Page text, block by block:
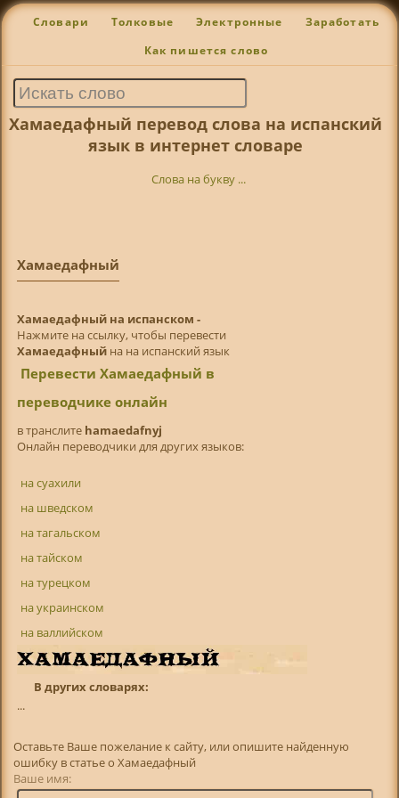
Словари Толковые Электронные Заработать
Как пишется слово
Хамаедафный перевод слова на испанский
язык в интернет словаре
Слова на букву ...
Хамаедафный
Хамаедафный на испанском -
Нажмите на ссылку, чтобы перевести
Хамаедафныйна на испанский язык
Перевести Хамаедафный в
переводчике онлайн
в транслитe hamaedafnyj
Онлайн переводчики для других языков:
на суахили
на шведском
на тагальском
на тайском
на турецком
на украинском
на валлийском
В других словарях:
...
Оставьте Ваше пожелание к сайту, или опишите найденную
ошибку в статье о Хамаедафный
Ваше имя: